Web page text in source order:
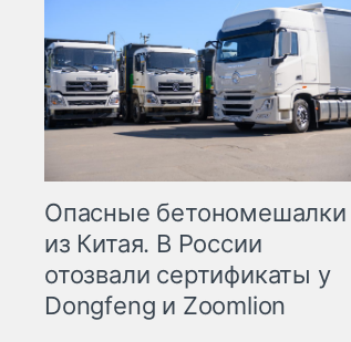
Опасные бетономешалки
из Китая. В России
отозвали сертификаты у
Dongfeng и Zoomlion